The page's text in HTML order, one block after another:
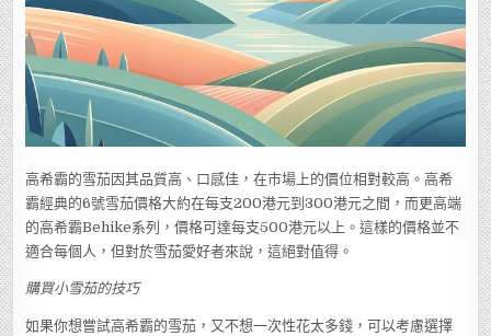
高希霸的雪茄因其品質高、口感佳，在市場上的價位相對較高。高希
霸經典的6號雪茄價格大約在每支200港元到300港元之間，而更高端
的高希霸Behike系列，價格可達每支500港元以上。這樣的價格並不
適合每個人，但對於雪茄愛好者來說，這絕對值得。
購買小雪茄的技巧
如果你想嘗試高希霸的雪茄，又不想一次性花太多錢，可以考慮選擇